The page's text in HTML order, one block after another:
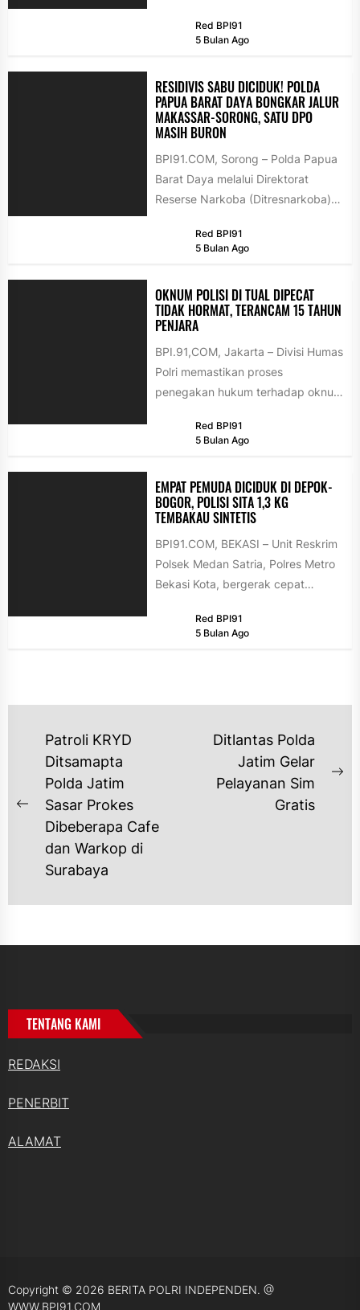
dengan Gubernur...
Red BPI91
5 Bulan Ago
RESIDIVIS SABU DICIDUK! POLDA
PAPUA BARAT DAYA BONGKAR JALUR
MAKASSAR-SORONG, SATU DPO
MASIH BURON
BPI91.COM, Sorong – Polda Papua
Barat Daya melalui Direktorat
Reserse Narkoba (Ditresnarkoba)
peredaran narkotika jenis sabu
Red BPI91
5 Bulan Ago
OKNUM POLISI DI TUAL DIPECAT
TIDAK HORMAT, TERANCAM 15 TAHUN
PENJARA
BPI.91,COM, Jakarta – Divisi Humas
Polri memastikan proses
penegakan hukum terhadap oknum
kekerasan terhadap anak...
Red BPI91
5 Bulan Ago
EMPAT PEMUDA DICIDUK DI DEPOK-
BOGOR, POLISI SITA 1,3 KG
TEMBAKAU SINTETIS
BPI91.COM, BEKASI – Unit Reskrim
Polsek Medan Satria, Polres Metro
Bekasi Kota, bergerak cepat
golongan I jenis...
Red BPI91
5 Bulan Ago
NAVIGASI
POS
Previous
post:
Patroli KRYD
Ditsamapta
Polda Jatim
Sasar Prokes
Dibeberapa Cafe
dan Warkop di
Surabaya
Ditlantas Polda
Jatim Gelar
Pelayanan Sim
Gratis
TENTANG KAMI
REDAKSI
PENERBIT
ALAMAT
Copyright © 2026 BERITA POLRI INDEPENDEN. @
WWW.BPI91.COM